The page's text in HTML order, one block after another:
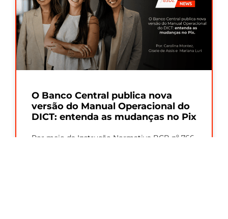
O Banco Central publica nova
versão do Manual Operacional do
DICT: entenda as mudanças no Pix
Por meio da Instrução Normativa BCB nº 766,